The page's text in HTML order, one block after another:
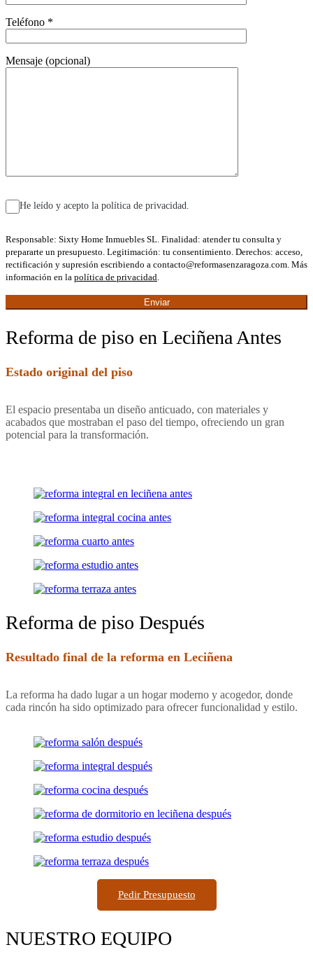
Teléfono *
Mensaje (opcional)
He leído y acepto la política de privacidad.
Responsable: Sixty Home Inmuebles SL. Finalidad: atender tu consulta y
prepararte un presupuesto. Legitimación: tu consentimiento. Derechos: acceso,
rectificación y supresión escribiendo a contacto@reformasenzaragoza.com. Más
información en la política de privacidad.
Reforma de piso en Leciñena Antes
Estado original del piso
El espacio presentaba un diseño anticuado, con materiales y
acabados que mostraban el paso del tiempo, ofreciendo un gran
potencial para la transformación.
Reforma de piso Después
Resultado final de la reforma en Leciñena
La reforma ha dado lugar a un hogar moderno y acogedor, donde
cada rincón ha sido optimizado para ofrecer funcionalidad y estilo.
Pedir Presupuesto
NUESTRO EQUIPO